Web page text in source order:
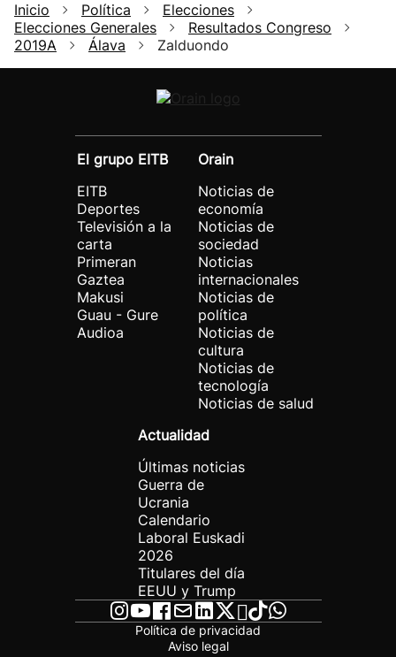
Inicio Política
Elecciones
Elecciones Generales
Resultados Congreso
2019A
Álava Zalduondo
El grupo EITB
EITB
Deportes
Televisión a la
carta
Primeran
Gaztea
Makusi
Guau - Gure
Audioa
Orain
Noticias de
economía
Noticias de
sociedad
Noticias
internacionales
Noticias de
política
Noticias de
cultura
Noticias de
tecnología
Noticias de salud
Actualidad
Últimas noticias
Guerra de
Ucrania
Calendario
Laboral Euskadi
2026
Titulares del día
EEUU y Trump
Política de privacidad
Aviso legal